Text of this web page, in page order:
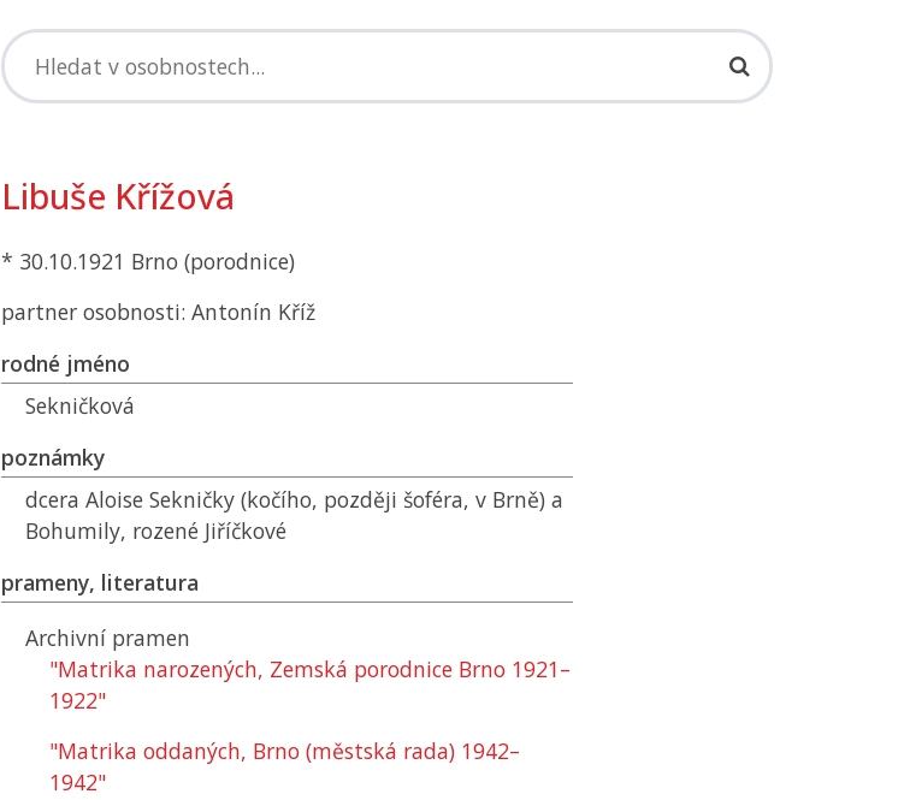
Libuše Křížová
* 30.10.1921 Brno (porodnice)
partner osobnosti: Antonín Kříž
rodné jméno
Sekničková
poznámky
dcera Aloise Sekničky (kočího, později šoféra, v Brně) a
Bohumily, rozené Jiříčkové
prameny, literatura
Archivní pramen
"Matrika narozených, Zemská porodnice Brno 1921–
1922"
"Matrika oddaných, Brno (městská rada) 1942–
1942"